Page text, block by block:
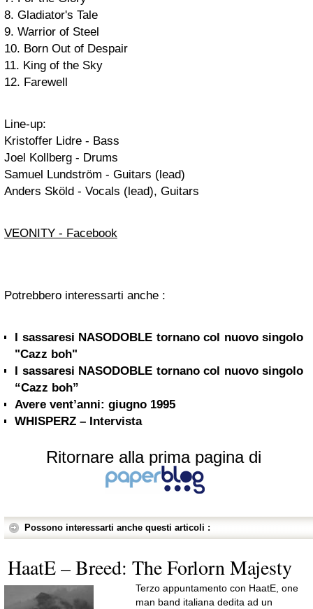
8. Gladiator's Tale
9. Warrior of Steel
10. Born Out of Despair
11. King of the Sky
12. Farewell
Line-up:
Kristoffer Lidre - Bass
Joel Kollberg - Drums
Samuel Lundström - Guitars (lead)
Anders Sköld - Vocals (lead), Guitars
VEONITY - Facebook
Potrebbero interessarti anche :
I sassaresi NASODOBLE tornano col nuovo singolo
"Cazz boh"
I sassaresi NASODOBLE tornano col nuovo singolo
“Cazz boh”
Avere vent’anni: giugno 1995
WHISPERZ – Intervista
Ritornare alla prima pagina di
Possono interessarti anche questi articoli :
HaatE – Breed: The Forlorn Majesty
Terzo appuntamento con HaatE, one
man band italiana dedita ad un